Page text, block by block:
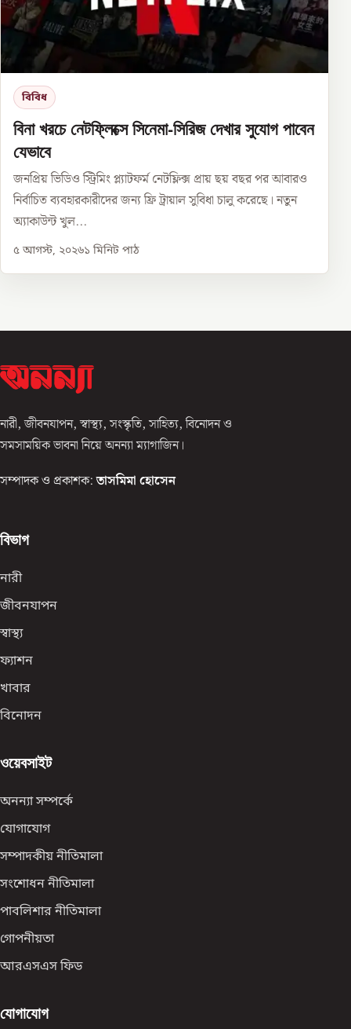
বিবিধ
বিনা খরচে নেটফ্লিক্সে সিনেমা-সিরিজ দেখার সুযোগ পাবেন
যেভাবে
জনপ্রিয় ভিডিও স্ট্রিমিং প্ল্যাটফর্ম নেটফ্লিক্স প্রায় ছয় বছর পর আবারও
নির্বাচিত ব্যবহারকারীদের জন্য ফ্রি ট্রায়াল সুবিধা চালু করেছে। নতুন
অ্যাকাউন্ট খুল...
৫ আগস্ট, ২০২৬১ মিনিট পাঠ
নারী, জীবনযাপন, স্বাস্থ্য, সংস্কৃতি, সাহিত্য, বিনোদন ও
সমসাময়িক ভাবনা নিয়ে অনন্যা ম্যাগাজিন।
সম্পাদক ও প্রকাশক: তাসমিমা হোসেন
বিভাগ
নারী
জীবনযাপন
স্বাস্থ্য
ফ্যাশন
খাবার
বিনোদন
ওয়েবসাইট
অনন্যা সম্পর্কে
যোগাযোগ
সম্পাদকীয় নীতিমালা
সংশোধন নীতিমালা
পাবলিশার নীতিমালা
গোপনীয়তা
আরএসএস ফিড
যোগাযোগ